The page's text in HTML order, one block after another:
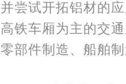
并尝试开拓铝材的
高铁车厢为主的交
零部件制造、船舶